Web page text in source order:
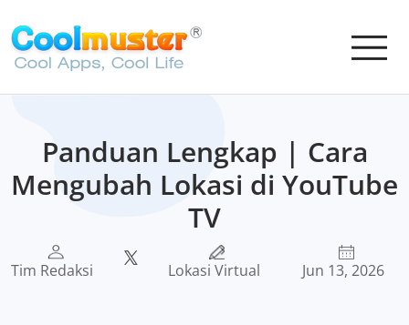
Panduan Lengkap | Cara
Mengubah Lokasi di YouTube
TV
Tim Redaksi Lokasi Virtual Jun 13, 2026